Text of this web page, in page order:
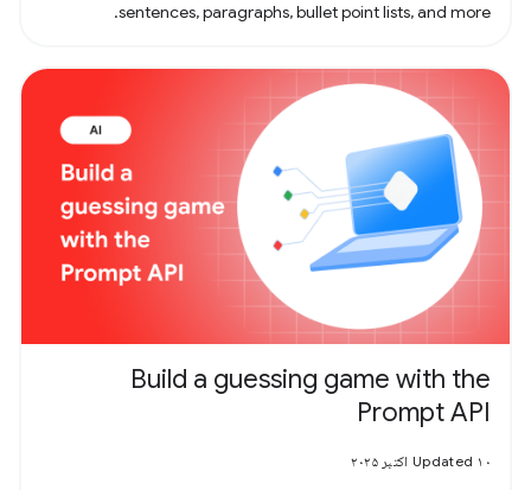
sentences, paragraphs, bullet point lists, and more.
Build a guessing game with the
Prompt API
Updated ۱۰ اکتبر ۲۰۲۵